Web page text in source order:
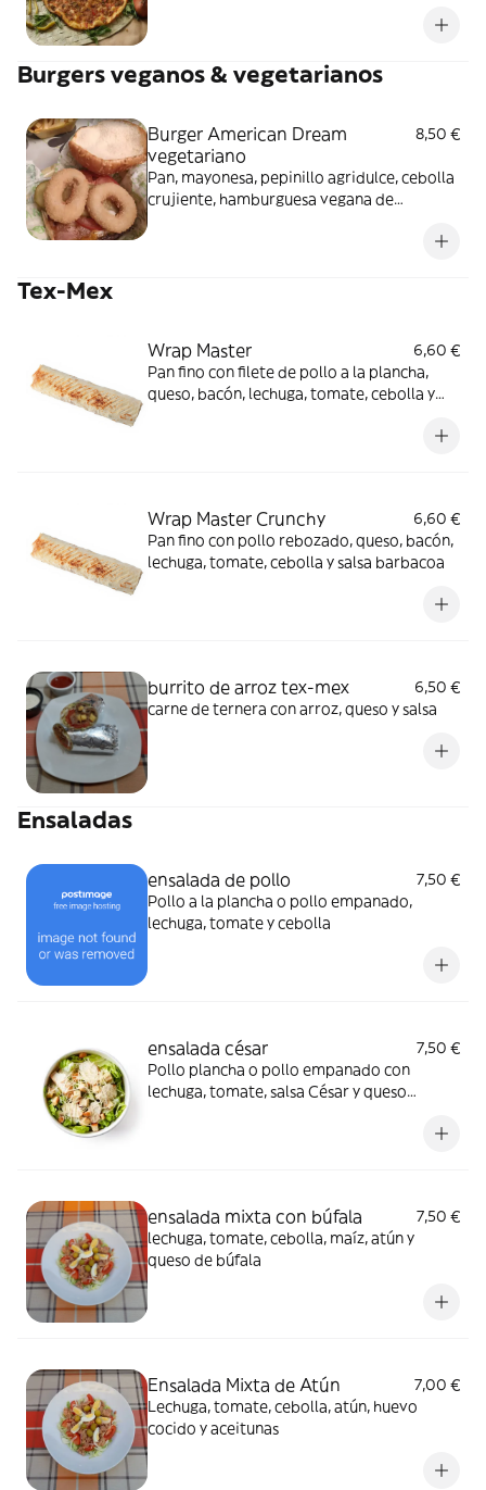
Burgers veganos & vegetarianos
Burger American Dream
vegetariano
8,50 €
Pan, mayonesa, pepinillo agridulce, cebolla
crujiente, hamburguesa vegana de
Tex-Mex
Wrap Master
6,60 €
Pan fino con filete de pollo a la plancha,
queso, bacón, lechuga, tomate, cebolla y
Wrap Master Crunchy
6,60 €
Pan fino con pollo rebozado, queso, bacón,
lechuga, tomate, cebolla y salsa barbacoa
burrito de arroz tex-mex
6,50 €
carne de ternera con arroz, queso y salsa
Ensaladas
ensalada de pollo
7,50 €
Pollo a la plancha o pollo empanado,
lechuga, tomate y cebolla
ensalada césar
7,50 €
Pollo plancha o pollo empanado con
lechuga, tomate, salsa César y queso
ensalada mixta con búfala
7,50 €
lechuga, tomate, cebolla, maíz, atún y
queso de búfala
Ensalada Mixta de Atún
7,00 €
Lechuga, tomate, cebolla, atún, huevo
cocido y aceitunas